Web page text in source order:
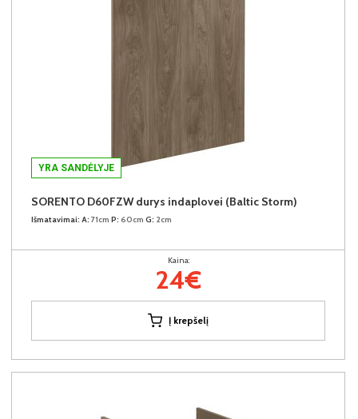
YRA SANDĖLYJE
SORENTO D60FZW durys indaplovei (Baltic Storm)
Išmatavimai: A: 71cm P: 60cm G: 2cm
Kaina:
24€
Į krepšelį